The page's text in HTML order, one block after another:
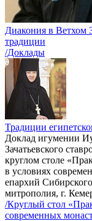
Диакония в Ветхом
традиции
/Доклады
Традиции
Доклад игумении
Зачатьевского
круглом столе
в условиях
епархий
митрополия, г.
/Круглый стол
современных